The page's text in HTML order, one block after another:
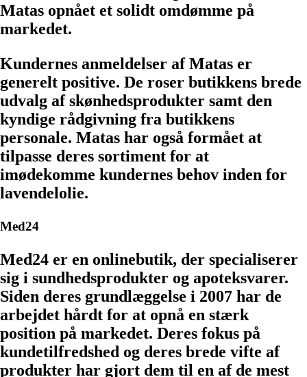
Matas opnået et solidt omdømme på
markedet.
Kundernes anmeldelser af Matas er
generelt positive. De roser butikkens brede
udvalg af skønhedsprodukter samt den
kyndige rådgivning fra butikkens
personale. Matas har også formået at
tilpasse deres sortiment for at
imødekomme kundernes behov inden for
lavendelolie.
Med24
Med24 er en onlinebutik, der specialiserer
sig i sundhedsprodukter og apoteksvarer.
Siden deres grundlæggelse i 2007 har de
arbejdet hårdt for at opnå en stærk
position på markedet. Deres fokus på
kundetilfredshed og deres brede vifte af
produkter har gjort dem til en af de mest